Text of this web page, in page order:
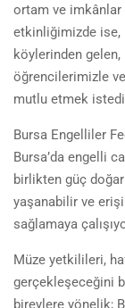
ortam ve imkânlar
etkinliğimizde ise,
köylerinden
öğrencilerimizle
mutlu etmek
Bursa Engelliler
Bursa’da engelli
birlikten güç
yaşanabilir ve
sağlamaya
Müze yetkilileri,
gerçekleşeceğini
bireylere yönelik;